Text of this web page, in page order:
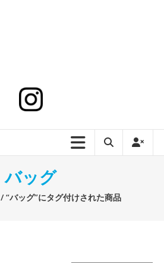
バッグ
/ “バッグ”にタグ付けされた商品